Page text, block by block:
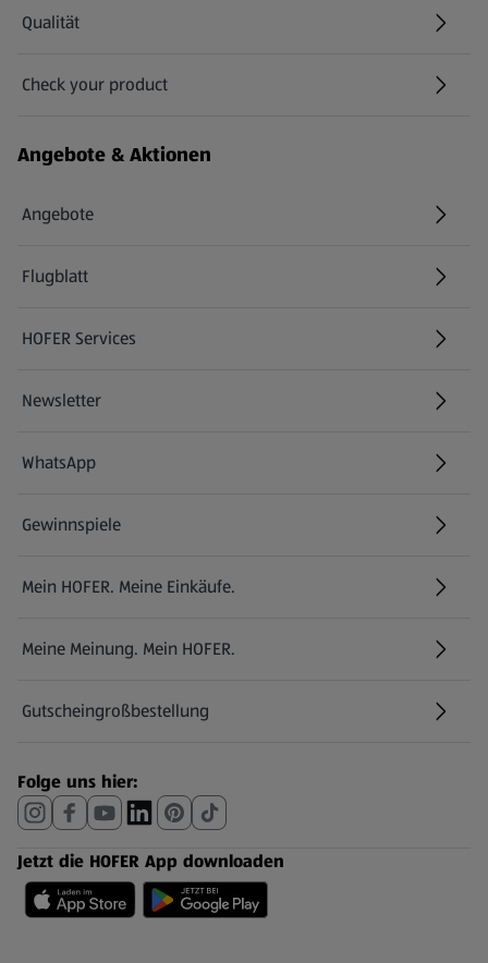
Qualität
Check your product
(öffnet in einem neuen Tab)
Angebote & Aktionen
Angebote
Flugblatt
HOFER Services
Newsletter
WhatsApp
Gewinnspiele
Mein HOFER. Meine Einkäufe.
Meine Meinung. Mein HOFER.
Gutscheingroßbestellung
(öffnet in einem neuen Tab)
Folge uns hier:
Jetzt die HOFER App downloaden